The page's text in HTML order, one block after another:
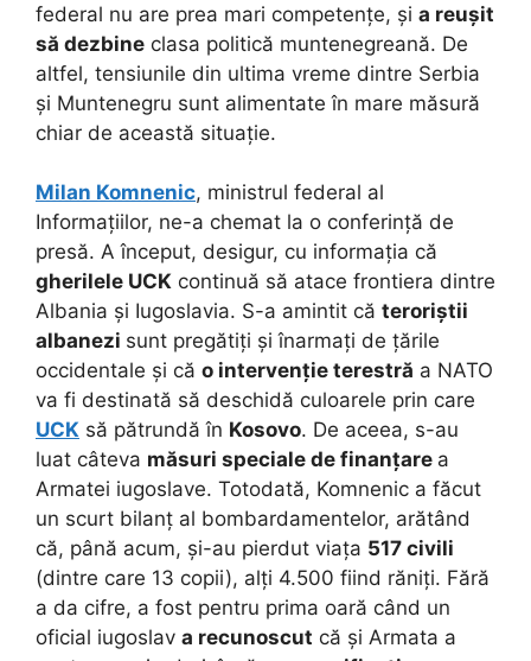
federal nu are prea mari competențe, și a reușit
să dezbine clasa politică muntenegreană. De
altfel, tensiunile din ultima vreme dintre Serbia
și Muntenegru sunt alimentate în mare măsură
chiar de această situație.
Milan Komnenic, ministrul federal al
Informațiilor, ne-a chemat la o conferință de
presă. A început, desigur, cu informația că
gherilele UCK continuă să atace frontiera dintre
Albania și Iugoslavia. S-a amintit că teroriștii
albanezi sunt pregătiți și înarmați de țările
occidentale și că o intervenție terestră a NATO
va fi destinată să deschidă culoarele prin care
UCK să pătrundă în Kosovo. De aceea, s-au
luat câteva măsuri speciale de finanțare a
Armatei iugoslave. Totodată, Komnenic a făcut
un scurt bilanț al bombardamentelor, arătând
că, până acum, și-au pierdut viața 517 civili
(dintre care 13 copii), alți 4.500 fiind răniți. Fără
a da cifre, a fost pentru prima oară când un
oficial iugoslav a recunoscut că și Armata a